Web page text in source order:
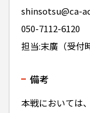
shinsotsu@ca-
050-7112-6120
担当:末廣（受付
備考
本戦においては